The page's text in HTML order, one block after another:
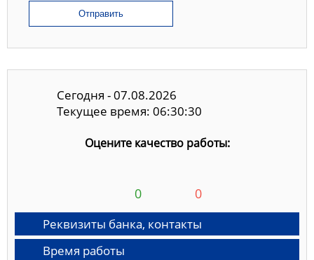
Отправить
Сегодня - 07.08.2026
Текущее время: 06:30:31
Оцените качество работы:
0 0
Реквизиты банка, контакты
Время работы